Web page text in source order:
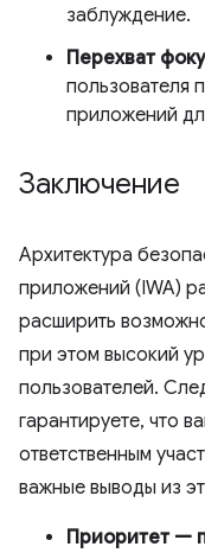
заблуждение.
Перехват
пользователя
приложений
Заключение
Архитектура
приложений (IWA)
расширить
при этом высокий
пользователей.
гарантируете, что
ответственным
важные выводы из
Приоритет —